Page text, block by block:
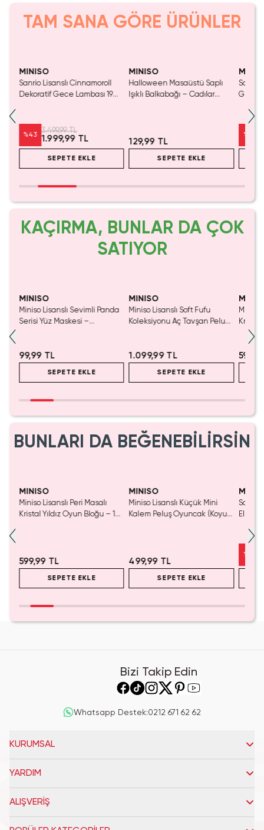
TAM SANA GÖRE ÜRÜNLER
MINISO
Sanrio Lisanslı Cinnamoroll
Dekoratif Gece Lambası 19
%43
3.499,99 TL
1.999,99 TL
SEPETE EKLE
MINISO
Halloween Masaüstü Saplı
Işıklı Balkabağı – Cadılar
129,99 TL
SEPETE EKLE
Sanrio
Gece
%
KAÇIRMA, BUNLAR DA ÇOK
SATIYOR
MINISO
Miniso Lisanslı Sevimli Panda
Serisi Yüz Maskesi –
99,99 TL
SEPETE EKLE
MINISO
Miniso Lisanslı Soft Fufu
Koleksiyonu Aç Tavşan Peluş
1.099,99 TL
SEPETE EKLE
Miniso
Kristal
Cm
BUNLARI DA BEĞENEBİLİRSİN
MINISO
Miniso Lisanslı Peri Masalı
Kristal Yıldız Oyun Bloğu – 14
599,99 TL
SEPETE EKLE
MINISO
Miniso Lisanslı Küçük Mini
Kalem Peluş Oyuncak (Koyu
499,99 TL
SEPETE EKLE
Sanrio
Elma
%
Bizi Takip Edin
Whatsapp Destek:0212 671 62 62
KURUMSAL
YARDIM
ALIŞVERİŞ